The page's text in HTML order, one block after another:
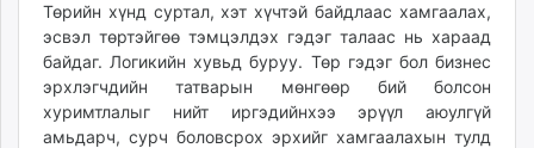
Төрийн хүнд суртал, хэт хүчтэй байдлаас хамгаалах,
эсвэл төртэйгөө тэмцэлдэх гэдэг талаас нь хараад
байдаг. Логикийн хувьд буруу. Төр гэдэг бол бизнес
эрхлэгчдийн татварын мөнгөөр бий болсон
хуримтлалыг нийт иргэдийнхээ эрүүл аюулгүй
амьдарч, сурч боловсрох эрхийг хамгаалахын тулд